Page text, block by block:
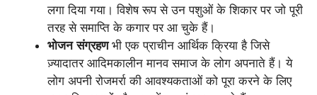
लगा दिया गया। विशेष रूप से उन पशुओं के शिकार पर जो पूरी
तरह से समाप्ति के कगार पर आ चुके हैं।
भोजन संग्रहणभी एक प्राचीन आर्थिक क्रिया है जिसे
ज़्यादातर आदिमकालीन मानव समाज के लोग अपनाते हैं। ये
लोग अपनी रोजमर्रा की आवश्यकताओं को पूरा करने के लिए